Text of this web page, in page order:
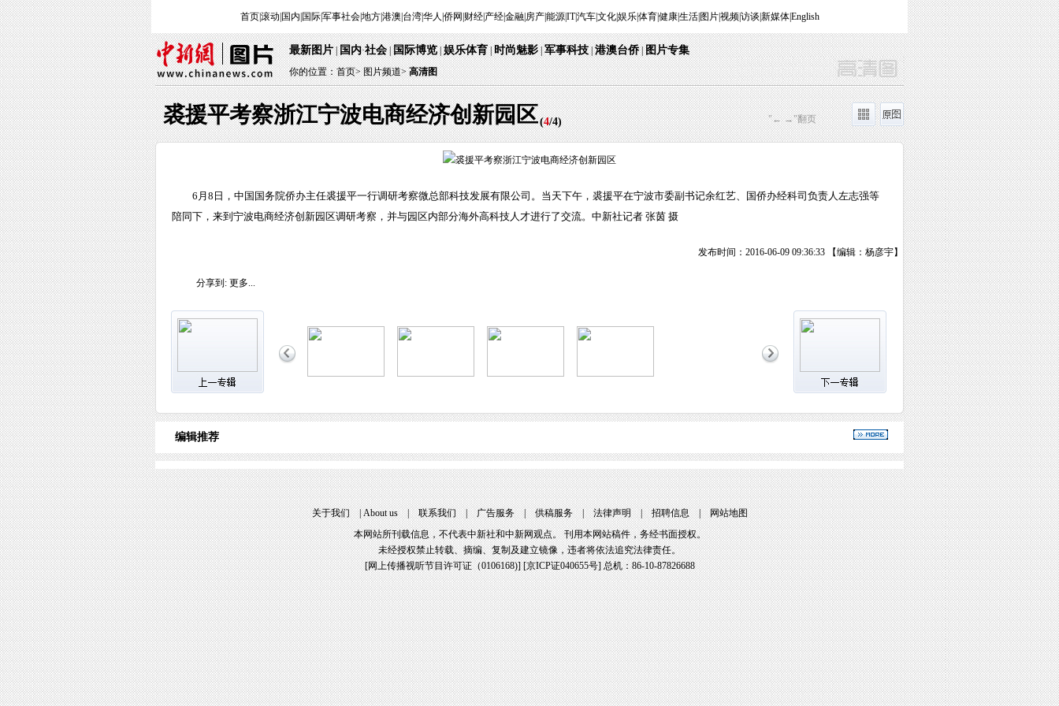
首页|滚动 国内 国际|军事社会|地方|港澳 台湾|华人 侨网 财经| 产经|金融| 房产|能源|IT|汽车|文化|娱乐|体育|健康|生活| 图片|视频|访谈 新媒体|English
最新图片|国内·社会|国际博览|娱乐体育|时尚魅影|军事科技|港澳台侨|图片专集
你的位置：首页>图片频道> 高清图
裘援平考察浙江宁波电商经济创新园区(4/4) "← →"翻页
6月8日，中国国务院侨办主任裘援平一行调研考察微总部科技发展有限公司。当天下午，裘援平在宁波市委副书记余红艺、国侨办经科司负责人左志强等
陪同下，来到宁波电商经济创新园区调研考察，并与园区内部分海外高科技人才进行了交流。中新社记者 张茵 摄
发布时间：2016-06-09 09:36:33 【编辑：杨彦宇】
分享到: 更多...
编辑推荐
关于我们|About us|联系我们|广告服务|供稿服务|法律声明|招聘信息|网站地图
本网站所刊载信息，不代表中新社和中新网观点。 刊用本网站稿件，务经书面授权。
未经授权禁止转载、摘编、复制及建立镜像，违者将依法追究法律责任。
[网上传播视听节目许可证（0106168)] [京ICP证040655号] 总机：86-10-87826688